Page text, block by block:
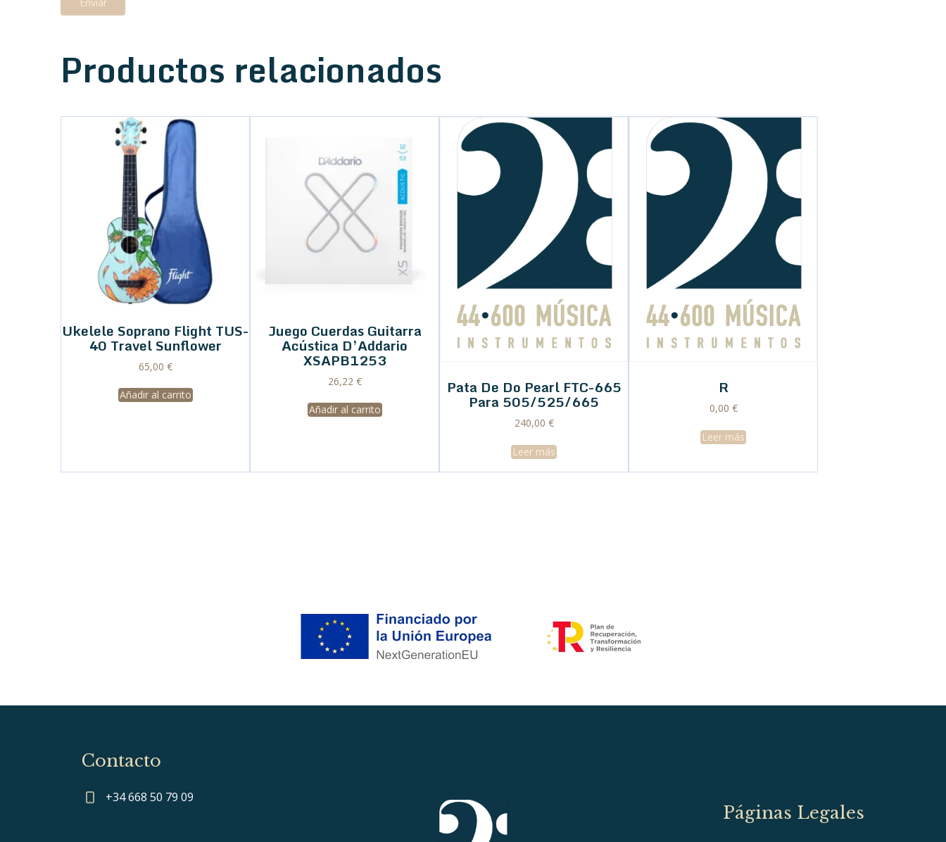
Productos relacionados
Ukelele Soprano Flight TUS-
40 Travel Sunflower
65,00 €
Añadir al carrito
Juego Cuerdas Guitarra
Acústica D’Addario
XSAPB1253
26,22 €
Añadir al carrito
Pata De Do Pearl FTC-665
Para 505/525/665
240,00 €
Leer más
R
0,00 €
Leer más
Contacto
+34 668 50 79 09
Páginas Legales